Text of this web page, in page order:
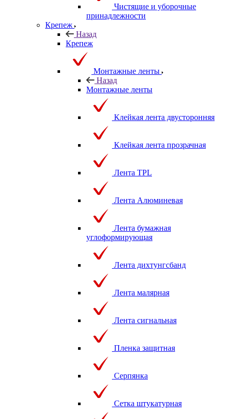
Чистящие и уборочные
принадлежности
Крепеж
Назад
Крепеж
Монтажные ленты
Назад
Монтажные ленты
Клейкая лента двусторонняя
Клейкая лента прозрачная
Лента TPL
Лента Алюминевая
Лента бумажная
углоформирующая
Лента дихтунгсбанд
Лента малярная
Лента сигнальная
Пленка защитная
Серпянка
Сетка штукатурная